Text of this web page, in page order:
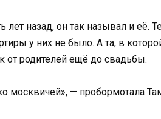
лет назад, он так называл и её.
у них не было. А та, в
от родителей ещё до свадьбы.
москвичей», — пробормотала